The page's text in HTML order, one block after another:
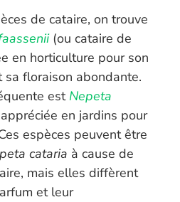
de cataire, on trouve
(ou cataire de
en horticulture pour son
floraison abondante.
est Nepeta
en jardins pour
espèces peuvent être
cataria à cause de
mais elles diffèrent
et leur